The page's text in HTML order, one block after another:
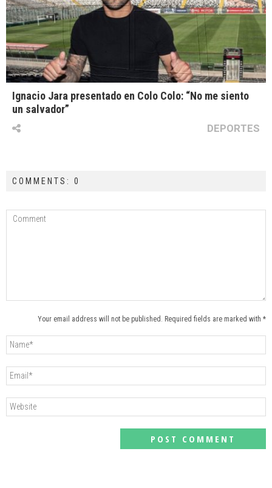
Ignacio Jara presentado en Colo Colo: “No me siento
un salvador”
DEPORTES
COMMENTS: 0
Your email address will not be published. Required fields are marked with *